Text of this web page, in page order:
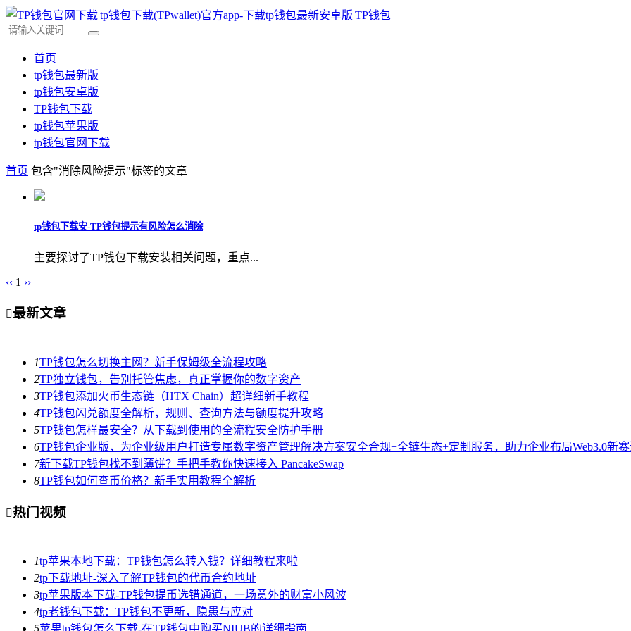
首页
tp钱包最新版
tp钱包安卓版
TP钱包下载
tp钱包苹果版
tp钱包官网下载
首页 包含"消除风险提示"标签的文章
tp钱包下载安-TP钱包提示有风险怎么消除
主要探讨了TP钱包下载安装相关问题，重点...
‹‹ 1 ››
最新文章
1TP钱包怎么切换主网？新手保姆级全流程攻略
2TP独立钱包，告别托管焦虑，真正掌握你的数字资产
3TP钱包添加火币生态链（HTX Chain）超详细新手教程
4TP钱包闪兑额度全解析，规则、查询方法与额度提升攻略
5TP钱包怎样最安全？从下载到使用的全流程安全防护手册
6TP钱包企业版，为企业级用户打造专属数字资产管理解决方案安全合规+全链生态+定制服务，助力企业布局Web3.0新
7新下载TP钱包找不到薄饼？手把手教你快速接入 PancakeSwap
8TP钱包如何查币价格？新手实用教程全解析
热门视频
1tp苹果本地下载：TP钱包怎么转入钱？详细教程来啦
2tp下载地址-深入了解TP钱包的代币合约地址
3tp苹果版本下载-TP钱包提币选错通道，一场意外的财富小风波
4tp老钱包下载：TP钱包不更新，隐患与应对